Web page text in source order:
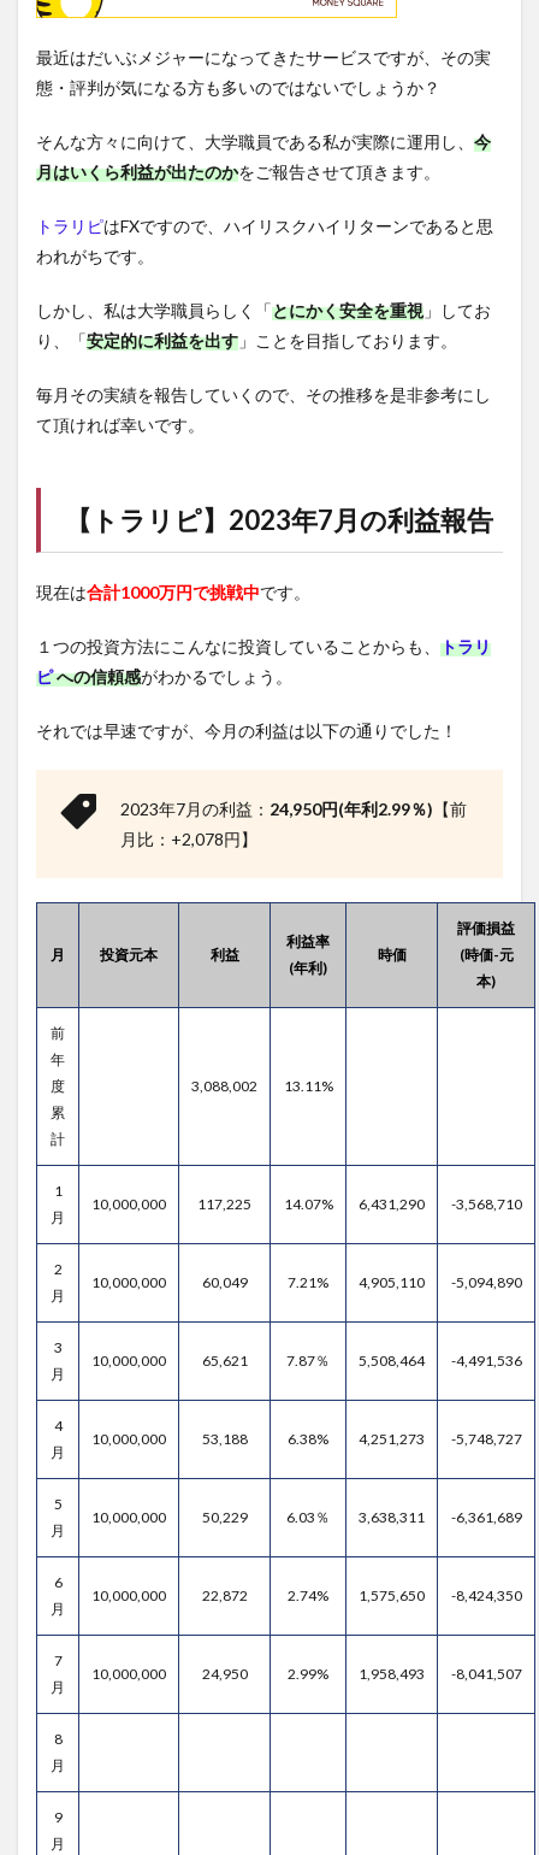
最近はだいぶメジャーになってきたサービスですが、その実
態・評判が気になる方も多いのではないでしょうか？
そんな方々に向けて、大学職員である私が実際に運用し、 今
月はいくら利益が出たのかをご報告させて頂きます。
トラリピはFXですので、ハイリスクハイリターンであると思
われがちです。
しかし、私は大学職員らしく「とにかく安全を重視 」してお
り、「安定的に利益を出す 」ことを目指しております。
毎月その実績を報告していくので、その推移を是非参考にし
て頂ければ幸いです。
【 トラリピ】2023年7月の利益報告
現在は合計1000万円で挑戦中です。
１つの投資方法にこんなに投資していることからも、 トラリ
ピへの信頼感がわかるでしょう。
それでは早速ですが、今月の利益は以下の通りでした！
2023年7月の利益： 24,950円(年利2.99％) 【前
月比：+2,078円】
月 投資元本 利益
利益率
(年利)
時価
評価損益
(時価-元
本)
前
年
度
累
計
3,088,002 13.11%
1
月
10,000,000 117,225 14.07% 6,431,290 -3,568,710
2
月
10,000,000 60,049 7.21% 4,905,110 -5,094,890
3
月
10,000,000 65,621 7.87％ 5,508,464 -4,491,536
4
月
10,000,000 53,188 6.38% 4,251,273 -5,748,727
5
月
10,000,000 50,229 6.03％ 3,638,311 -6,361,689
6
月
10,000,000 22,872 2.74% 1,575,650 -8,424,350
7
月
10,000,000 24,950 2.99% 1,958,493 -8,041,507
8
月
9
月